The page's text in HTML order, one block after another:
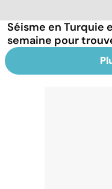
Séisme en Turquie
semaine pour